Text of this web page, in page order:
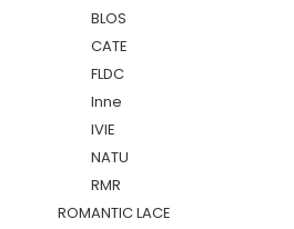
BLOS
CATE
FLDC
Inne
IVIE
NATU
RMR
ROMANTIC LACE